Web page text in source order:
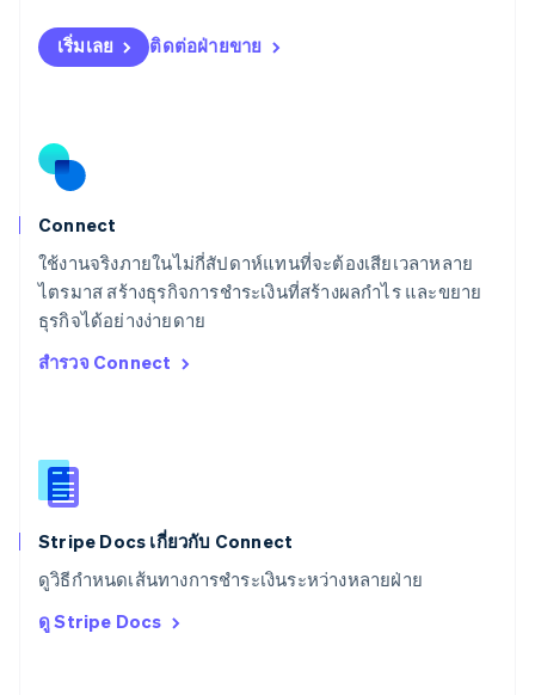
เริ่มเลย ติดต่อฝ่ายขาย
Connect
ใช้งานจริงภายในไม่กี่สัปดาห์แทนที่จะต้องเสียเวลาหลาย
ไตรมาส สร้างธุรกิจการชำระเงินที่สร้างผลกำไร และขยาย
ธุรกิจได้อย่างง่ายดาย
สำรวจ Connect
Stripe Docs เกี่ยวกับ Connect
ดูวิธีกำหนดเส้นทางการชำระเงินระหว่างหลายฝ่าย
ดู Stripe Docs
สเปน
EspañolEnglish
สโลวาเกีย
สวิตเซอร์แลนด์
Deutsch
สวีเดน
สหรัฐอเมริกา
EnglishEspañol简体中文
สหรัฐอาหรับเอมิเรตส์
สหราชอาณาจักร
สิงคโปร์
English
ออสเตรเลีย
English
DeutschEnglish
ItalianoEnglish